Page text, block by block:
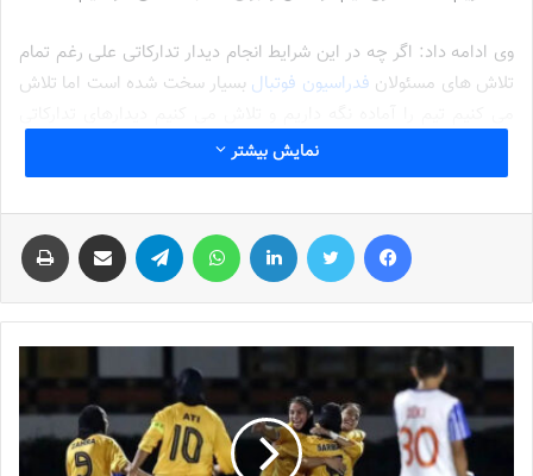
وی ادامه داد: اگر چه در این شرایط انجام دیدار تدارکاتی علی رغم تمام
تلاش های مسئولان فدراسیون فوتبال بسیار سخت شده است اما تلاش
خارج از ایران را برنامه ریزی کنیم. امیدوار هستم این اتفاق بیفتد و تیم
ملی فوتسال زنان با آمادگی خوب در مسابقات جام ملت های آسیا در
اردیبهشت سال آینده شرکت کند.
💻منبع:مهر📸عکس:سهیل سعادتمندی ✍️خبرنگار:میثم احمدی
جنجال جدید در سوپرلیگ فوتسال
2022-12-11
نمایش بیشتر